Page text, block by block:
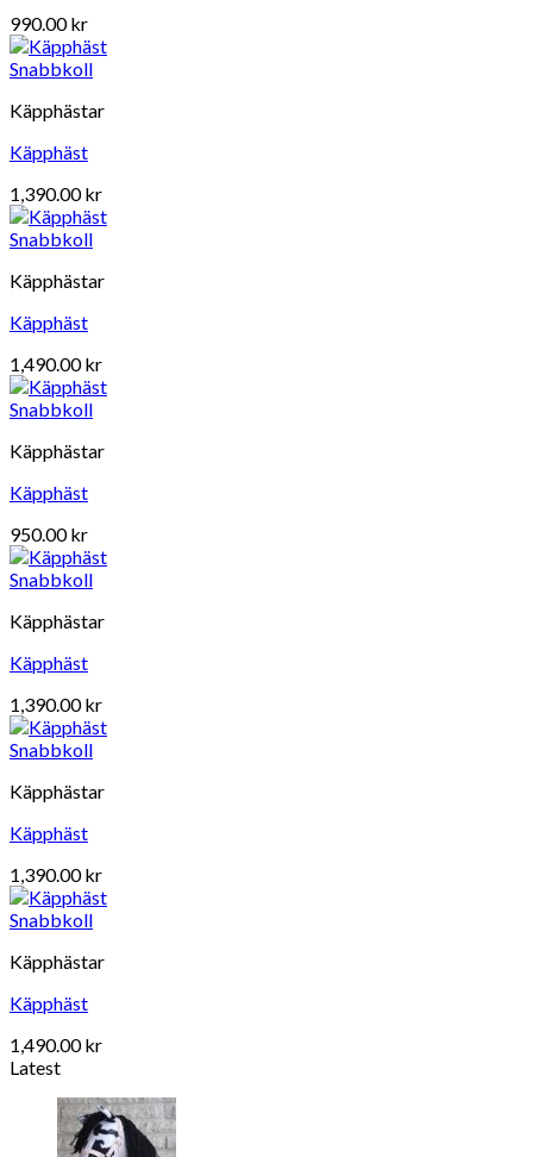
990.00kr
Snabbkoll
Käpphästar
Käpphäst
1,390.00kr
Snabbkoll
Käpphästar
Käpphäst
1,490.00kr
Snabbkoll
Käpphästar
Käpphäst
950.00kr
Snabbkoll
Käpphästar
Käpphäst
1,390.00kr
Snabbkoll
Käpphästar
Käpphäst
1,390.00kr
Snabbkoll
Käpphästar
Käpphäst
1,490.00kr
Latest